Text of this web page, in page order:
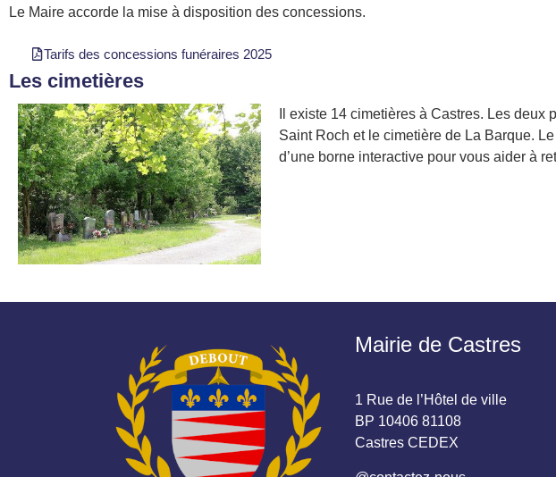
Le Maire accorde la mise à disposition des concessions.
Tarifs des concessions funéraires 2025
Les cimetières
Il existe 14 cimetières à Castres. Les deux
Saint Roch et le cimetière de La Barque.
d’une borne interactive pour vous aider à
Mairie de Castres
1 Rue de l’Hôtel de ville
BP 10406 81108
Castres CEDEX